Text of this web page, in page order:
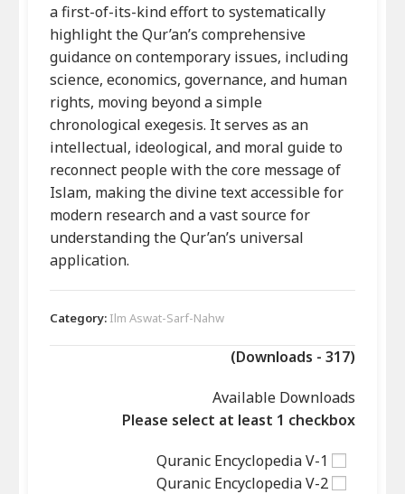
a first-of-its-kind effort to systematically
highlight the Qur’an’s comprehensive
guidance on contemporary issues, including
science, economics, governance, and human
rights, moving beyond a simple
chronological exegesis. It serves as an
intellectual, ideological, and moral guide to
reconnect people with the core message of
Islam, making the divine text accessible for
modern research and a vast source for
understanding the Qur’an’s universal
application.
Category: Ilm Aswat-Sarf-Nahw
(Downloads - 317)
Available Downloads
Please select at least 1 checkbox
Quranic Encyclopedia V-1
Quranic Encyclopedia V-2